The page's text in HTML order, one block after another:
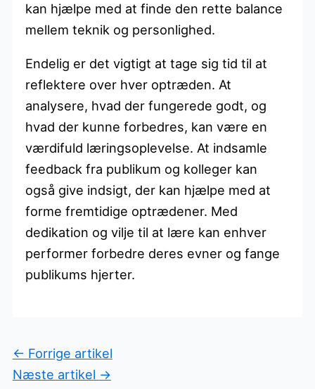
kan hjælpe med at finde den rette balance
mellem teknik og personlighed.
Endelig er det vigtigt at tage sig tid til at
reflektere over hver optræden. At
analysere, hvad der fungerede godt, og
hvad der kunne forbedres, kan være en
værdifuld læringsoplevelse. At indsamle
feedback fra publikum og kolleger kan
også give indsigt, der kan hjælpe med at
forme fremtidige optrædener. Med
dedikation og vilje til at lære kan enhver
performer forbedre deres evner og fange
publikums hjerter.
← Forrige artikel
Næste artikel →